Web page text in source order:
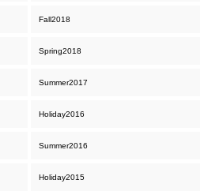
Fall2018
Spring2018
Summer2017
Holiday2016
Summer2016
Holiday2015